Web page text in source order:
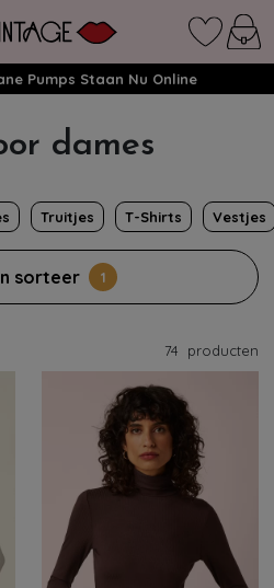
Pumps Staan Nu Online
dames
Truitjes T-Shirts Vestjes
sorteer 1
74 producten